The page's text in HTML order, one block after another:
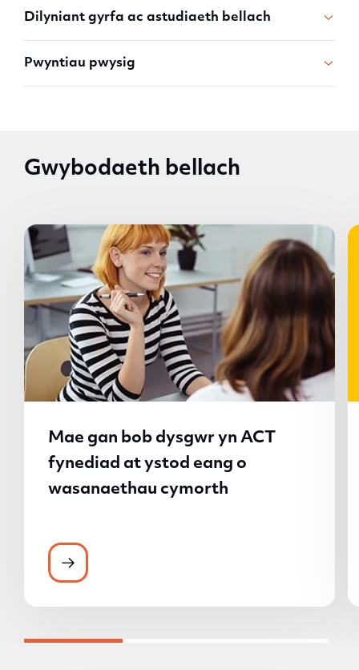
Dilyniant gyrfa ac astudiaeth bellach
Pwyntiau pwysig
Gwybodaeth bellach
Mae gan bob dysgwr yn ACT
fynediad at ystod eang o
wasanaethau cymorth
Mae gan bob dysgwr yn ACT fynediad at